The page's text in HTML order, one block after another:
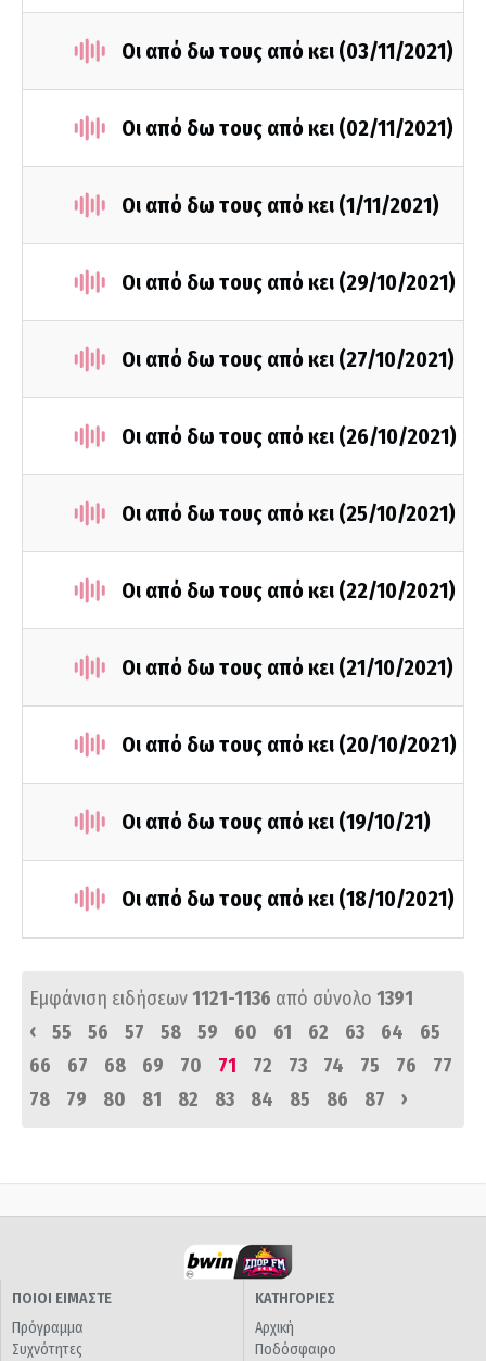
Οι από δω τους από κει (03/11/2021)
Οι από δω τους από κει (02/11/2021)
Οι από δω τους από κει (1/11/2021)
Οι από δω τους από κει (29/10/2021)
Οι από δω τους από κει (27/10/2021)
Οι από δω τους από κει (26/10/2021)
Οι από δω τους από κει (25/10/2021)
Οι από δω τους από κει (22/10/2021)
Οι από δω τους από κει (21/10/2021)
Οι από δω τους από κει (20/10/2021)
Οι από δω τους από κει (19/10/21)
Οι από δω τους από κει (18/10/2021)
Εμφάνιση ειδήσεων1121-1136 από σύνολο 1391
‹
55 56 57 58 59 60 61 62 63 64
65
66
67 68 69 70 71 72 73 74 75 76
77
78
79 80 81 82 83 84 85 86 87 ›
ΠΟΙΟΙ ΕΙΜΑΣΤΕ
Πρόγραμμα
Συχνότητες
ΚΑΤΗΓΟΡΙΕΣ
Αρχική
Ποδόσφαιρο